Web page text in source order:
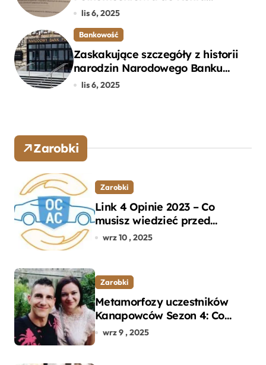
Bankowego – Praktyczny
lis 6, 2025
Bankowość
Zaskakujące szczegóły z historii
narodzin Narodowego Banku
Polskiego, o których mogłeś nie
lis 6, 2025
Zarobki
Zarobki
Link 4 Opinie 2023 – Co
musisz wiedzieć przed
wyborem ubezpieczenia OC i
wrz 10 , 2025
Zarobki
Metamorfozy uczestników
Kanapowców Sezon 4: Co
naprawdę zaskoczyło
wrz 9 , 2025